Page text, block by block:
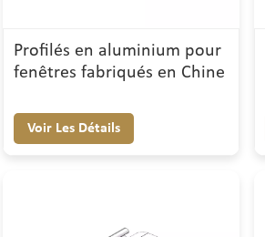
Profilés en aluminium pour
fenêtres fabriqués en Chine
Voir Les Détails